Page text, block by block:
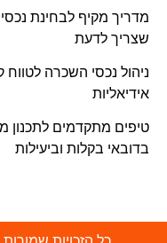
מדריך מקיף לבחינת
שצריך לדעת
ניהול נכסי השכרה לטווח
אידיאליות
טיפים מתקדמים לתכנון
בדובאי בקלות וביעילות